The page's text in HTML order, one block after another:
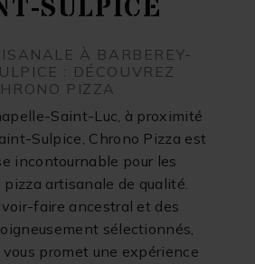
SULPICE
À BARBEREY-
: DÉCOUVREZ
PIZZA
Saint-Luc, à proximité
Sulpice, Chrono Pizza est
incontournable pour les
pizza artisanale de qualité.
faire ancestral et des
sélectionnés,
promet une expérience